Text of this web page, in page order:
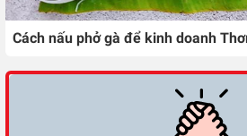
Cách nấu phở gà để kinh doanh